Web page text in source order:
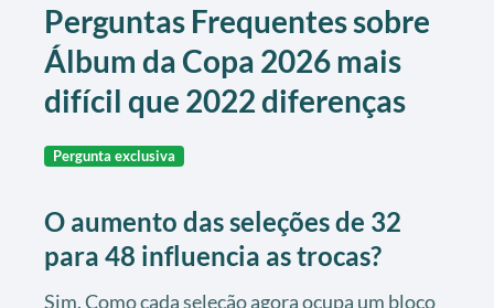
Perguntas Frequentes sobre
Álbum da Copa 2026 mais
difícil que 2022 diferenças
Pergunta exclusiva
O aumento das seleções de 32
para 48 influencia as trocas?
Sim. Como cada seleção agora ocupa um bloco